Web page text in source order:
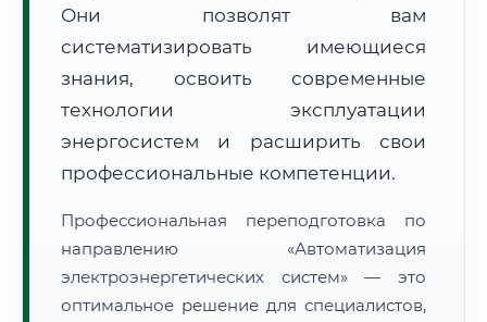
🔍 Нажмите на документ для увеличения и просмотра
Они позволят вам
систематизировать имеющиеся
знания, освоить современные
технологии эксплуатации
энергосистем и расширить свои
профессиональные компетенции.
Профессиональная переподготовка по
направлению «Автоматизация
электроэнергетических систем» — это
оптимальное решение для специалистов,